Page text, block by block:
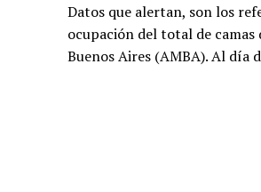
Datos que alertan, son los
ocupación del total de
Buenos Aires (AMBA). Al día